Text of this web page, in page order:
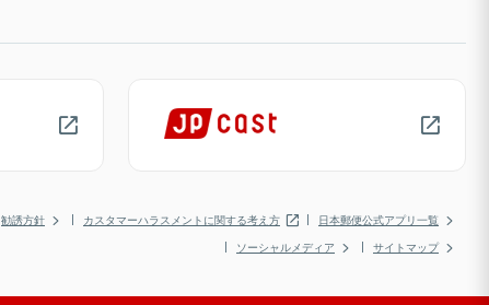
勧誘方針 カスタマーハラスメントに関する考え方
日本郵便公式アプリ一覧
ソーシャルメディア
サイトマップ